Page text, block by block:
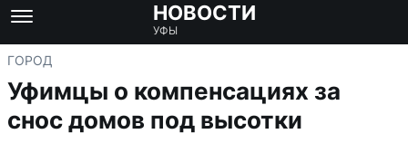
НОВОСТИ
УФЫ
ГОРОД
Уфимцы о компенсациях за
снос домов под высотки